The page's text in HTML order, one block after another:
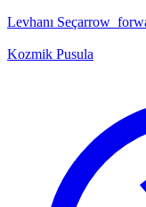
Levhanı Seç
Kozmik Pusula